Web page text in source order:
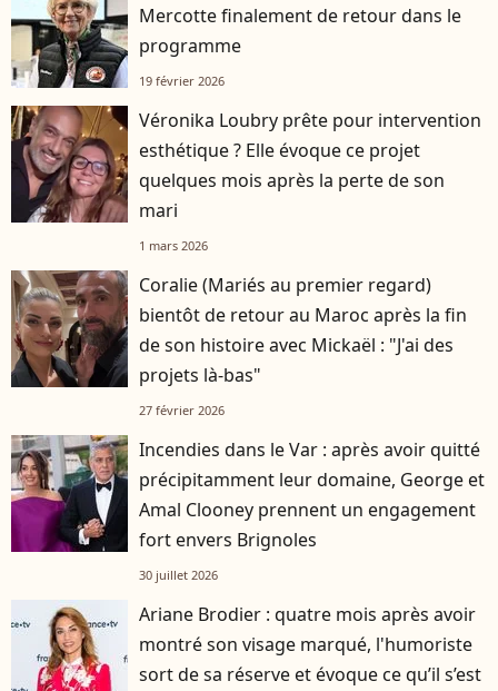
Mercotte finalement de retour dans le
programme
19 février 2026
Véronika Loubry prête pour intervention
esthétique ? Elle évoque ce projet
quelques mois après la perte de son
mari
1 mars 2026
Coralie (Mariés au premier regard)
bientôt de retour au Maroc après la fin
de son histoire avec Mickaël : "J'ai des
projets là-bas"
27 février 2026
Incendies dans le Var : après avoir quitté
précipitamment leur domaine, George et
Amal Clooney prennent un engagement
fort envers Brignoles
30 juillet 2026
Ariane Brodier : quatre mois après avoir
montré son visage marqué, l'humoriste
sort de sa réserve et évoque ce qu’il s’est